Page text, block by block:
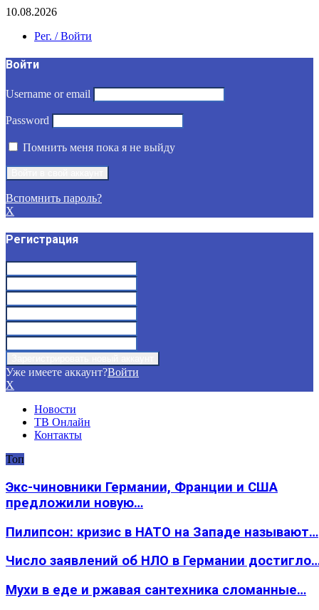
10.08.2026
Рег. / Войти
Войти
Username or email
Password
Помнить меня пока я не выйду
Вспомнить пароль?
X
Регистрация
Уже имеете аккаунт?Войти
X
Новости
ТВ Онлайн
Контакты
Топ
Экс-чиновники Германии, Франции и США
предложили новую…
Пилипсон: кризис в НАТО на Западе называют…
Число заявлений об НЛО в Германии
Мухи в еде и ржавая сантехника сломанные…